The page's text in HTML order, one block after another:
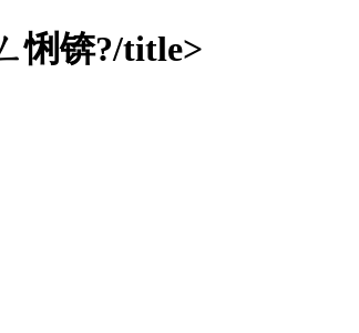
悧锛?/title>